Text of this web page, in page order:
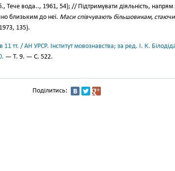
Тече вода.., 1961, 54); // Підтримувати діяльність, напрям
близьким до неї. Маси співчувають більшовикам,
135).
11 тт. / АН УРСР. Інститут мовознавства; за ред. І. К.
— Т. 9. — С. 522.
Поділитись: